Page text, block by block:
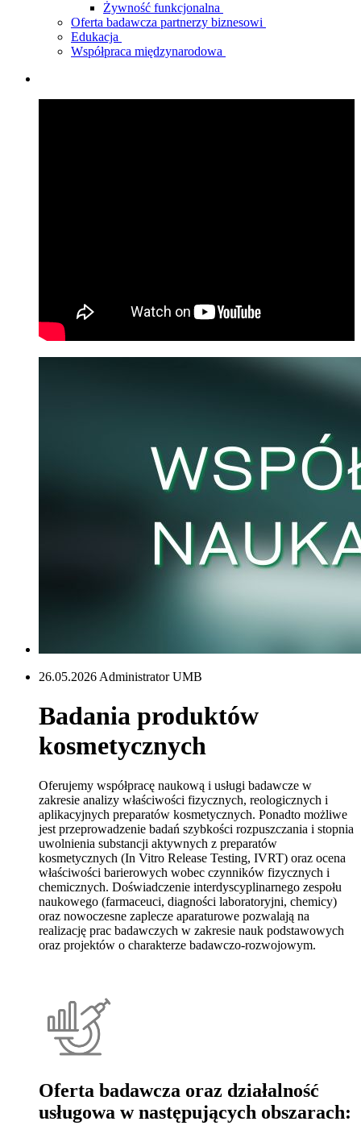
Żywność funkcjonalna
Oferta badawcza partnerzy biznesowi
Edukacja
Współpraca międzynarodowa
26.05.2026 Administrator UMB
Badania produktów
kosmetycznych
Oferujemy współpracę naukową i usługi badawcze w
zakresie analizy właściwości fizycznych, reologicznych i
aplikacyjnych preparatów kosmetycznych. Ponadto możliwe
jest przeprowadzenie badań szybkości rozpuszczania i stopnia
uwolnienia substancji aktywnych z preparatów
kosmetycznych (In Vitro Release Testing, IVRT) oraz ocena
właściwości barierowych wobec czynników fizycznych i
chemicznych. Doświadczenie interdyscyplinarnego zespołu
naukowego (farmaceuci, diagności laboratoryjni, chemicy)
oraz nowoczesne zaplecze aparaturowe pozwalają na
realizację prac badawczych w zakresie nauk podstawowych
oraz projektów o charakterze badawczo-rozwojowym.
Oferta badawcza oraz działalność
usługowa w następujących obszarach: